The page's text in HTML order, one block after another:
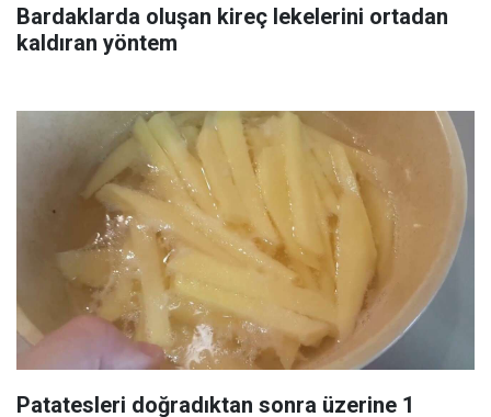
Bardaklarda oluşan kireç lekelerini ortadan
kaldıran yöntem
Patatesleri doğradıktan sonra üzerine 1